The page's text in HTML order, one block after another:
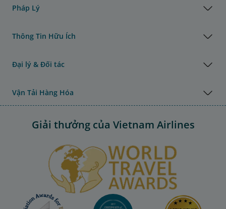
Pháp Lý
Thông Tin Hữu Ích
Đại lý & Đối tác
Vận Tải Hàng Hóa
Giải thưởng của Vietnam Airlines